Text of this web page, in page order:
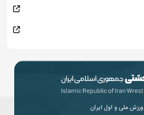
ورزش ملی و اول ایران